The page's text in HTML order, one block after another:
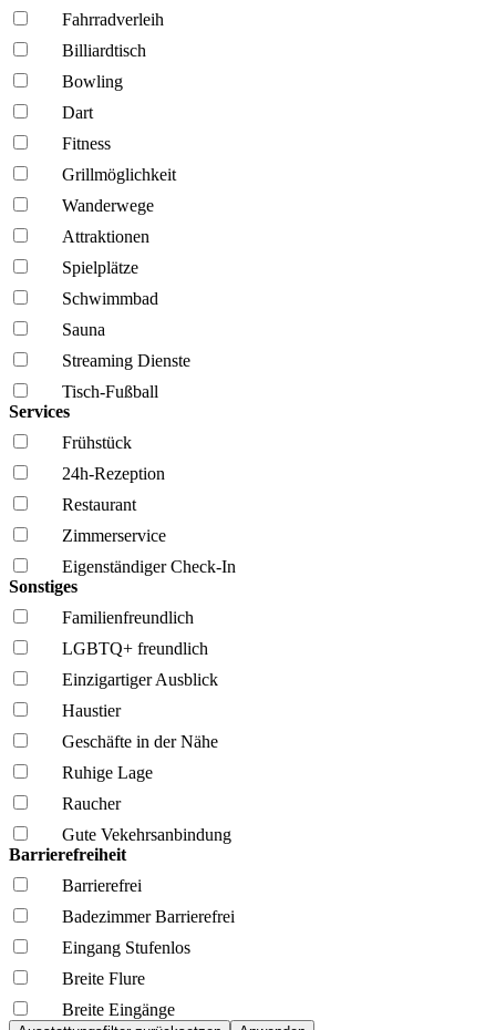
Fahrrad­verleih
Billiardtisch
Bowling
Dart
Fitness
Grillmöglich­keit
Wanderwege
Attraktionen
Spielplätze
Schwimmbad
Sauna
Streaming Dienste
Tisch-Fußball
Services
Frühstück
24h-Rezeption
Restaurant
Zimmerservice
Eigenständiger Check-In
Sonstiges
Familien­freundlich
LGBTQ+ freundlich
Einzigartiger Ausblick
Haustier
Geschäfte in der Nähe
Ruhige Lage
Raucher
Gute Vekehrsanbindung
Barrierefreiheit
Barrierefrei
Badezimmer Barrierefrei
Eingang Stufenlos
Breite Flure
Breite Eingänge